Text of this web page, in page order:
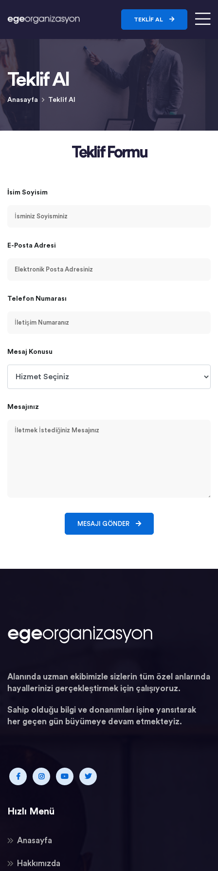
TEKLIF AL
Teklif Al
Anasayfa Teklif Al
Teklif Formu
İsim Soyisim
E-Posta Adresi
Telefon Numarası
Mesaj Konusu
Mesajınız
MESAJI GÖNDER
Alanında uzman ekibimizle sizlerin tüm özel anlarında
hayallerinizi gerçekleştirmek için çalışıyoruz.
Sahip olduğu bilgi ve donanımları işine yansıtarak
her geçen gün büyümeye devam etmekteyiz.
Hızlı Menü
Anasayfa
Hakkımızda